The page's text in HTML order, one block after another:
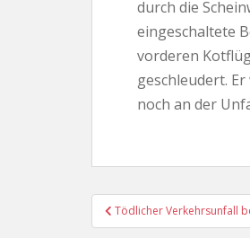
durch die
eingeschaltete
vorderen
geschleudert.
noch an der
Tödlicher Verkehrsunfall